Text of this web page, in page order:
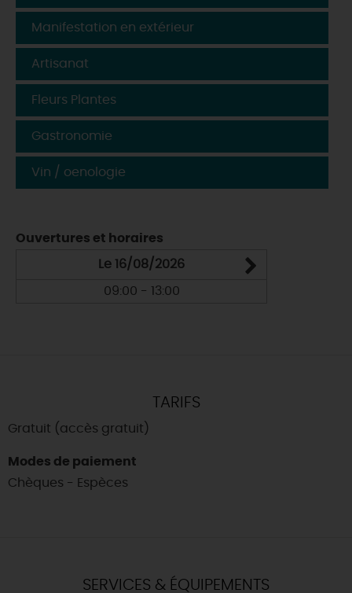
Manifestation en extérieur
Artisanat
Fleurs Plantes
Gastronomie
Vin / oenologie
Ouvertures et horaires
Le 16/08/2026
09:00 - 13:00
TARIFS
Gratuit (accès gratuit)
Modes de paiement
Chèques - Espèces
SERVICES & ÉQUIPEMENTS